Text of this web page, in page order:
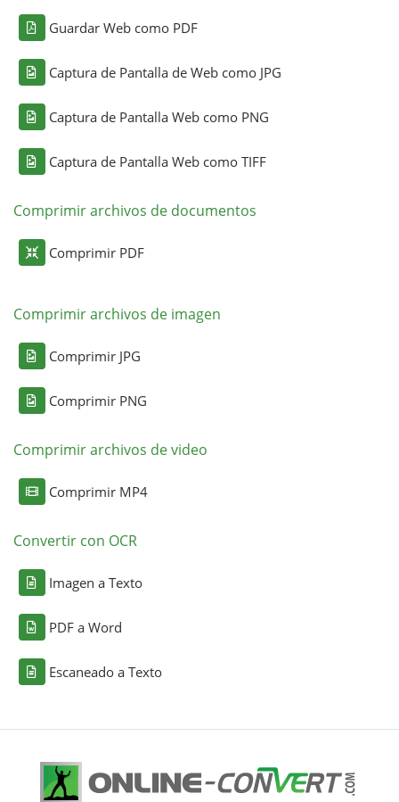
Guardar Web como PDF
Captura de Pantalla de Web como JPG
Captura de Pantalla Web como PNG
Captura de Pantalla Web como TIFF
Comprimir archivos de documentos
Comprimir PDF
Comprimir archivos de imagen
Comprimir JPG
Comprimir PNG
Comprimir archivos de video
Comprimir MP4
Convertir con OCR
Imagen a Texto
PDF a Word
Escaneado a Texto